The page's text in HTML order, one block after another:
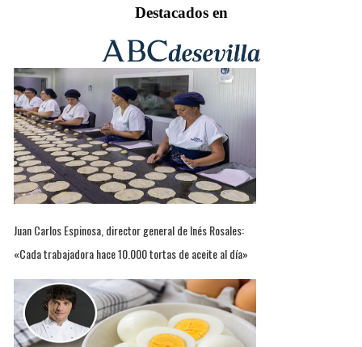
Destacados en
Juan Carlos Espinosa, director general de Inés Rosales:
«Cada trabajadora hace 10.000 tortas de aceite al día»